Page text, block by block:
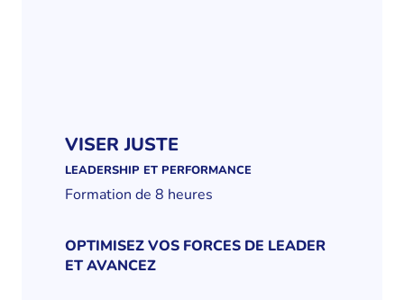
VISER JUSTE
LEADERSHIP ET PERFORMANCE
Formation de 8 heures
OPTIMISEZ VOS FORCES DE LEADER
ET AVANCEZ